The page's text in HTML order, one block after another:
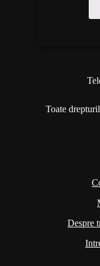
Toate
Despre